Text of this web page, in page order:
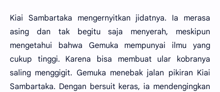
Kiai Sambartaka mengernyitkan jidatnya. Ia merasa
asing dan tak begitu saja menyerah, meskipun
mengetahui bahwa Gemuka mempunyai ilmu yang
cukup tinggi. Karena bisa membuat ular kobranya
saling menggigit. Gemuka menebak jalan pikiran Kiai
Sambartaka. Dengan bersuit keras, ia mendengingkan